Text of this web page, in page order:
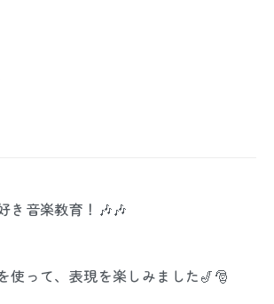
き音楽教育！🎶🎶
使って、表現を楽しみました🎷🎅